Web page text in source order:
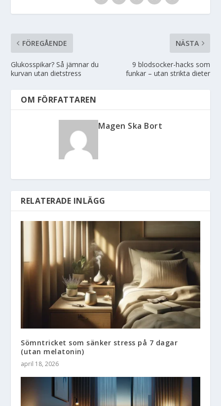
FÖREGÅENDE
Glukosspikar? Så jämnar du
kurvan utan dietstress
NÄSTA
9 blodsocker-hacks som
funkar – utan strikta dieter
OM FÖRFATTAREN
Magen Ska Bort
RELATERADE INLÄGG
Sömntricket som sänker stress på 7 dagar
(utan melatonin)
april 18, 2026